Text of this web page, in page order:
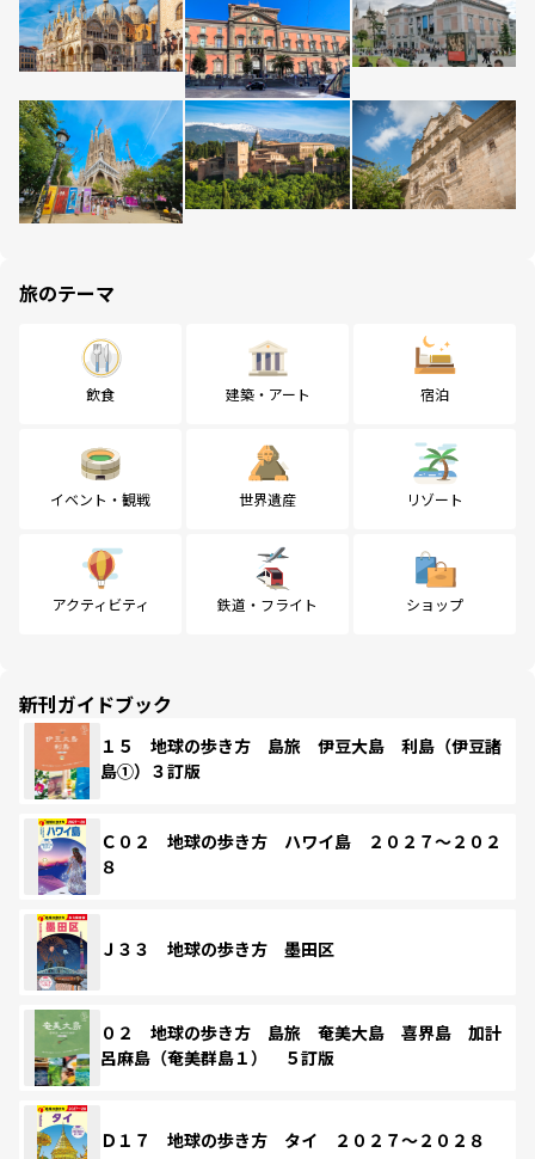
旅のテーマ
飲食 建築・アート 宿泊
イベント・観戦 世界遺産 リゾート
アクティビティ 鉄道・フライト ショップ
新刊ガイドブック
１５ 地球の歩き方 島旅 伊豆大島 利島（伊豆諸
島①）３訂版
Ｃ０２ 地球の歩き方 ハワイ島 ２０２７～２０２
８
Ｊ３３ 地球の歩き方 墨田区
０２ 地球の歩き方 島旅 奄美大島 喜界島 加計
呂麻島（奄美群島１） ５訂版
Ｄ１７ 地球の歩き方 タイ ２０２７～２０２８